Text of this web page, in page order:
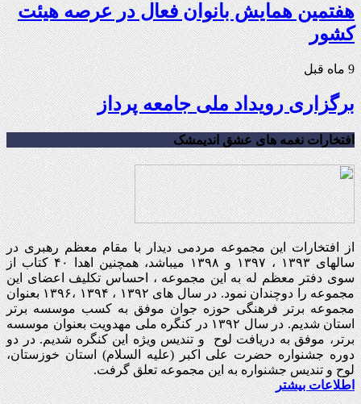
هفتمین همایش بانوان فعال در عرصه‌ هیئت
کشور
9 ماه قبل
برگزاری رویداد ملی جامعه پرداز
افتخارات نغمه های عشق اندیمشک
از افتخارات این مجموعه مردمی دیدار با مقام معظم رهبری در
سالهای ۱۳۹۳ ، ۱۳۹۷ و ۱۳۹۸ میباشد، همچنین اهدا ۴۰ کتاب از
سوی دفتر معظم له به این مجموعه ، احساس تکلیف اعضای این
مجموعه را دوچندان نمود. در سال های ۱۳۹۲ ، ۱۳۹۴ ،۱۳۹۶ بعنوان
مجموعه برتر فرهنگی حوزه جوان موفق به کسب موسسه برتر
استان شدیم. در سال ۱۳۹۲ در کنگره ملی مهدویت بعنوان موسسه
برتر، موفق به دریافت لوح و تندیس ویژه این کنگره شدیم. در دو
دوره جشنواره حضرت علی اکبر (علیه السلام) استان خوزستان،
لوح و تندیس جشنواره به این مجموعه تعلق گرفت.
اطلاعات بیشتر